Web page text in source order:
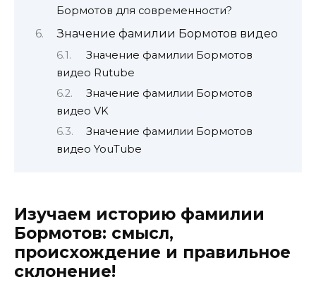
Бормотов для современности?
Значение фамилии Бормотов видео
Значение фамилии Бормотов
видео Rutube
Значение фамилии Бормотов
видео VK
Значение фамилии Бормотов
видео YouTube
Изучаем историю фамилии
Бормотов: смысл,
происхождение и правильное
склонение!